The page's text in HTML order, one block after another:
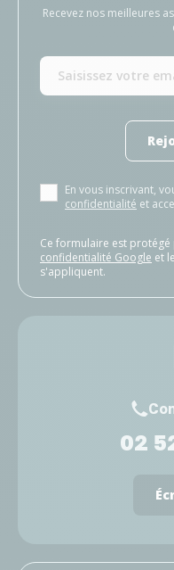
Recevez nos meilleures
En vous inscrivant,
confidentialité et
Ce formulaire est protégé
confidentialité Google et
s'appliquent.
02